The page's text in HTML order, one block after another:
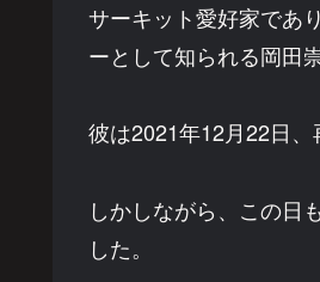
サーキット愛好家であ
ーとして知られる岡田
彼は2021年12月22日、
しかしながら、この日
した。